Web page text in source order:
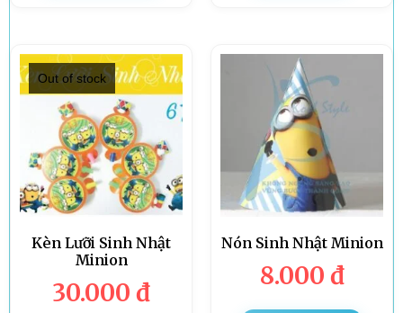
Out of stock
Kèn Lưỡi Sinh Nhật
Minion
30.000 đ
Nón Sinh Nhật Minion
8.000 đ